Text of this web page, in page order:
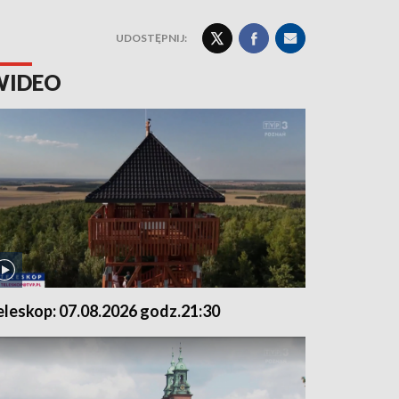
UDOSTĘPNIJ:
07.08.2026 godz.21:30